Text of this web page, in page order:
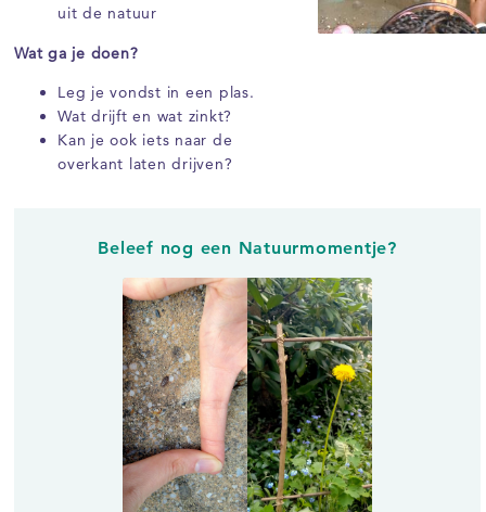
uit de natuur
Wat ga je doen?
Leg je vondst in een plas.
Wat drijft en wat zinkt?
Kan je ook iets naar de
overkant laten drijven?
Beleef nog een Natuurmomentje?